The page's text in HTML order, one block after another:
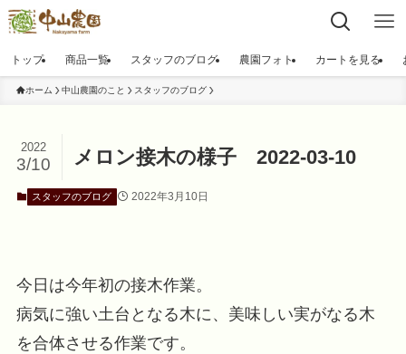
トップ 商品一覧 スタッフのブログ 農園フォト カートを見る
ホーム 中山農園のこと スタッフのブログ
メロン接木の様子 2022-03-10
2022
3/10
スタッフのブログ 2022年3月10日
今日は今年初の接木作業。
病気に強い土台となる木に、美味しい実がなる木
を合体させる作業です。